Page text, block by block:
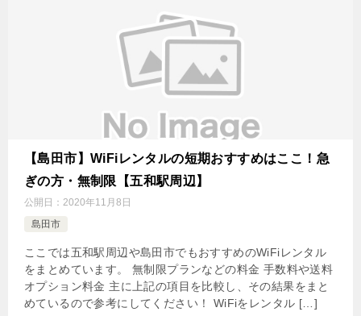
【島田市】WiFiレンタルの短期おすすめはここ！急
ぎの方・無制限【五和駅周辺】
公開日： 2020年11月8日
島田市
ここでは五和駅周辺や島田市でもおすすめのWiFiレンタル
をまとめています。 無制限プランなどの料金 手数料や送料
オプション料金 主に上記の項目を比較し、その結果をまと
めているので参考にしてください！ WiFiをレンタル […]